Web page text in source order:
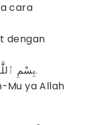
cara
dengan
بِسْمِ ٱللَّٰهِ ٱلرَّحْمَٰنِ ٱلرَّحِيمِ لَبَّيْكَ اللَّهُمَّ عُمْرَةً.
Mu ya Allah